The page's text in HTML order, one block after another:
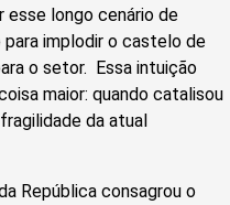
longo cenário de
implodir o castelo de
o setor. Essa intuição
maior: quando catalisou
da atual
República consagrou o